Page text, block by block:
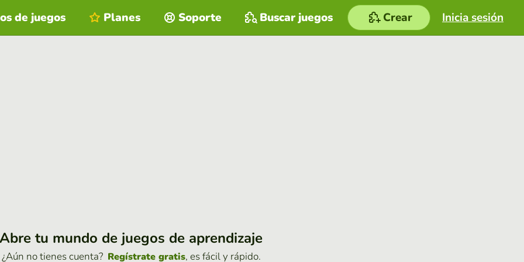
Inicia sesión
de juegos Planes Soporte Buscar juegos Crear
Abre tu mundo de juegos de aprendizaje
¿Aún no tienes cuenta? Regístrate gratis, es fácil y rápido.